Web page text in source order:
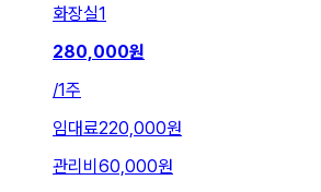
화장실1
280,000원
/1주
임대료220,000원
관리비 60,000원